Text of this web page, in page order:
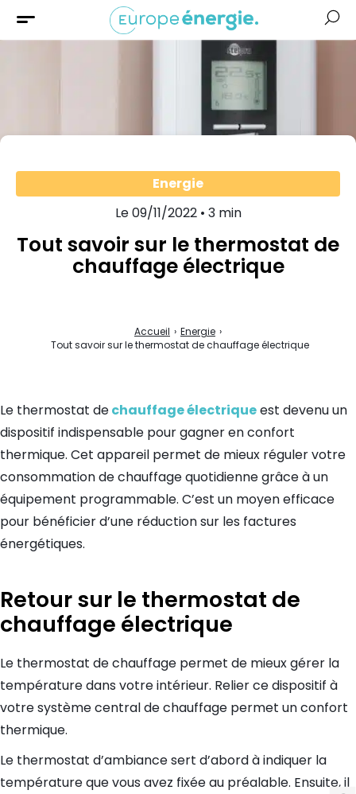
Energie
Le 09/11/2022 • 3 min
Tout savoir sur le thermostat de
chauffage électrique
Accueil › Energie ›
Tout savoir sur le thermostat de chauffage électrique
Le thermostat dechauffage électriqueest devenu un
dispositif indispensable pour gagner en confort
thermique. Cet appareil permet de mieux réguler votre
consommation de chauffage quotidienne grâce à un
équipement programmable. C’est un moyen efficace
pour bénéficier d’une réduction sur les factures
énergétiques.
Retour sur le thermostat de
chauffage électrique
Le thermostat de chauffage permet de mieux gérer la
température dans votre intérieur. Relier ce dispositif à
votre système central de chauffage permet un confort
thermique.
Le thermostat d’ambiance sert d’abord à indiquer la
température que vous avez fixée au préalable. Ensuite, il
Isolation